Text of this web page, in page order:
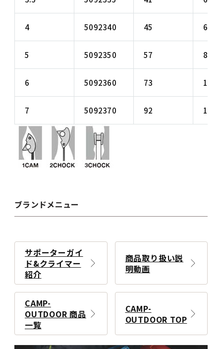
4 5092340 45 64
5 5092350 57 89
6 5092360 73 105
7 5092370 92 140
ブランドメニュー
サポーターガイ
ド&クライマー
紹介
商品取り扱い説
明動画
CAMP-
OUTDOOR 商品
一覧
CAMP-
OUTDOOR TOP